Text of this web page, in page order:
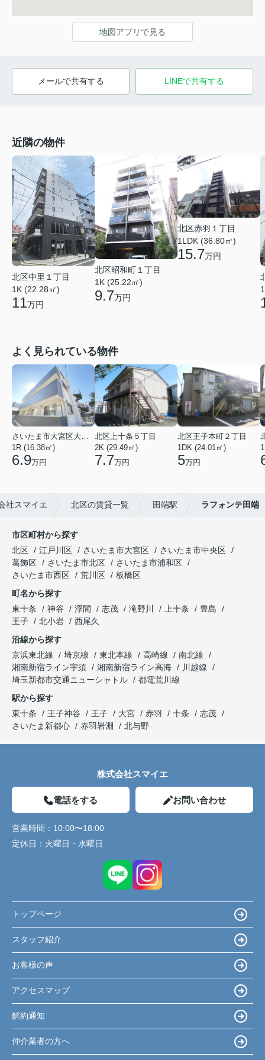
地図アプリで見る
メールで共有する LINEで共有する
近隣の物件
北区中里１丁目
1K (22.28㎡)
11万円
北区昭和町１丁目
1K (25.22㎡)
9.7万円
北区赤羽１丁目
1LDK (36.80㎡)
15.7万円
よく見られている物件
1R (16.38㎡)
6.9万円
北区上十条５丁目
2K (29.49㎡)
7.7万円
北区王子本町２丁目
1DK (24.01㎡)
5万円
社スマイエ 北区の賃貸一覧 田端駅 ラフォンテ田端
市区町村から探す
北区
江戸川区 さいたま市大宮区
さいたま市中央区
葛飾区
さいたま市北区
さいたま市浦和区
さいたま市西区
荒川区
板橋区
町名から探す
東十条
神谷 浮間 志茂 滝野川 上十条
豊島
王子
北小岩
西尾久
沿線から探す
京浜東北線
埼京線 東北本線 高崎線
南北線
湘南新宿ライン宇須
湘南新宿ライン高海
川越線
埼玉新都市交通ニューシャトル
都電荒川線
駅から探す
東十条
王子神谷 王子 大宮 赤羽 十条
志茂
さいたま新都心
赤羽岩淵 北与野
株式会社スマイエ
電話をする お問い合わせ
営業時間： 10:00〜18:00
定休日： 火曜日・水曜日
トップページ
スタッフ紹介
お客様の声
アクセスマップ
解約通知
仲介業者の方へ